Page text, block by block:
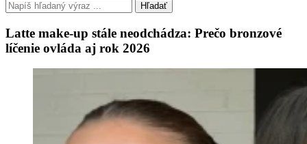
Hľadať
Latte make-up stále neodchádza: Prečo bronzové
líčenie ovláda aj rok 2026